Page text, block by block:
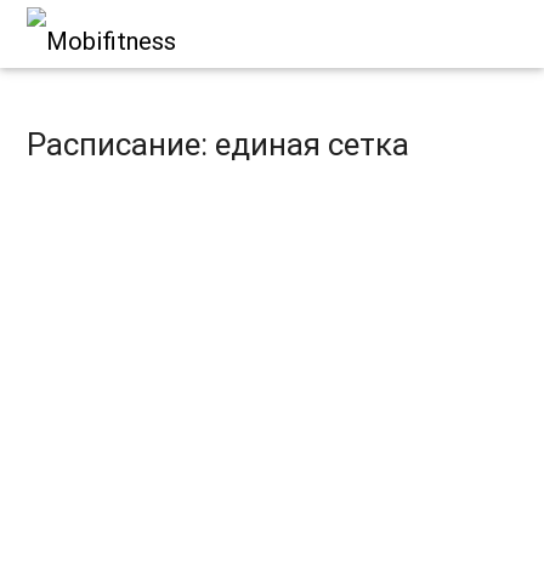
Расписание: единая сетка